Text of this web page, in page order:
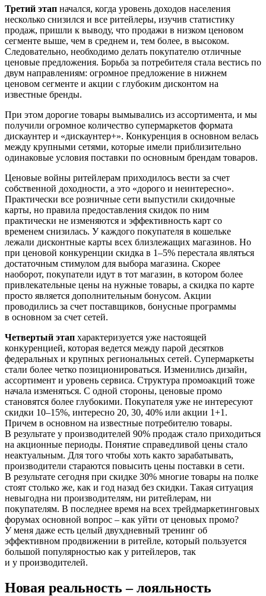
Третий этап начался, когда уровень доходов населения
несколько снизился и все ритейлеры, изучив статистику
продаж, пришли к выводу, что продажи в низком ценовом
сегменте выше, чем в среднем и, тем более, в высоком.
Следовательно, необходимо делать покупателю отличные
ценовые предложения. Борьба за потребителя стала вестись по
двум направлениям: огромное предложение в нижнем
ценовом сегменте и акции с глубоким дисконтом на
известные бренды.
При этом дорогие товары вымывались из ассортимента, и мы
получили огромное количество супермаркетов формата
дискаунтер и «дискаунтер+». Конкуренция в основном велась
между крупными сетями, которые имели приблизительно
одинаковые условия поставки по основным брендам товаров.
Ценовые войны ритейлерам приходилось вести за счет
собственной доходности, а это «дорого и неинтересно».
Практически все розничные сети выпустили скидочные
карты, но правила предоставления скидок по ним
практически не изменяются и эффективность карт со
временем снизилась. У каждого покупателя в кошельке
лежали дисконтные карты всех близлежащих магазинов. Но
при ценовой конкуренции скидка в 1–5% перестала являться
достаточным стимулом для выбора магазина. Скорее
наоборот, покупатели идут в тот магазин, в котором более
привлекательные цены на нужные товары, а скидка по карте
просто является дополнительным бонусом. Акции
проводились за счет поставщиков, бонусные программы
в основном за счет сетей.
Четвертый этап характеризуется уже настоящей
конкуренцией, которая ведется между парой десятков
федеральных и крупных региональных сетей. Супермаркеты
стали более четко позиционироваться. Изменились дизайн,
ассортимент и уровень сервиса. Структура промоакций тоже
начала изменяться. С одной стороны, ценовые промо
становятся более глубокими. Покупателя уже не интересуют
скидки 10–15%, интересно 20, 30, 40% или акции 1+1.
Причем в основном на известные потребителю товары.
В результате у производителей 90% продаж стало приходиться
на акционные периоды. Понятие справедливой цены стало
неактуальным. Для того чтобы хоть как­то зарабатывать,
производители стараются повысить цены поставки в сети.
В результате сегодня при скидке 30% многие товары на полке
стоят столько же, как и год назад без скидки. Такая ситуация
невыгодна ни производителям, ни ритейлерам, ни
покупателям. В последнее время на всех трейдмаркетинговых
форумах основной вопрос – как уйти от ценовых промо?
У меня даже есть целый двухдневный тренинг об
эффективном продвижении в ритейле, который пользуется
большой популярностью как у ритейлеров, так
и у производителей.
Новая реальность – лояльность